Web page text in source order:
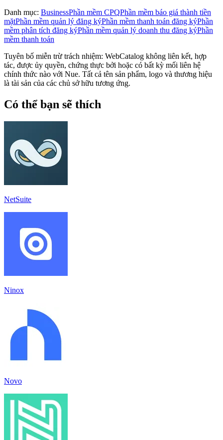
Danh mục: BusinessPhần mềm CPQPhần mềm báo giá thành tiền
mặtPhần mềm quản lý đăng kýPhần mềm thanh toán đăng kýPhần
mềm phân tích đăng kýPhần mềm quản lý doanh thu đăng kýPhần
mềm thanh toán
Tuyên bố miễn trừ trách nhiệm: WebCatalog không liên kết, hợp
tác, được ủy quyền, chứng thực bởi hoặc có bất kỳ mối liên hệ
chính thức nào với Nue. Tất cả tên sản phẩm, logo và thương hiệu
là tài sản của các chủ sở hữu tương ứng.
Có thể bạn sẽ thích
NetSuite
Ninox
Novo